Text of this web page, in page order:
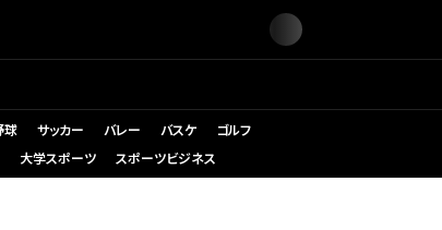
球 サッカー バレー バスケ
ゴルフ
大学スポーツ スポーツビジネス